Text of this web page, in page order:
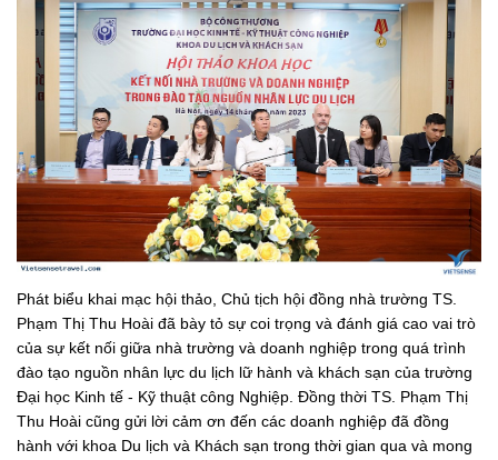
Phát biểu khai mạc hội thảo, Chủ tịch hội đồng nhà trường TS.
Phạm Thị Thu Hoài đã bày tỏ sự coi trọng và đánh giá cao vai trò
của sự kết nối giữa nhà trường và doanh nghiệp trong quá trình
đào tạo nguồn nhân lực du lịch lữ hành và khách sạn của trường
Đại học Kinh tế - Kỹ thuật công Nghiệp. Đồng thời TS. Phạm Thị
Thu Hoài cũng gửi lời cảm ơn đến các doanh nghiệp đã đồng
hành với khoa Du lịch và Khách sạn trong thời gian qua và mong